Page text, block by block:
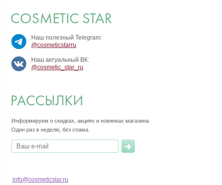
COSMETIC STAR
Наш полезный Telegram:
@cosmeticstarru
Наш актуальный ВК:
@cosmetic_star_ru
РАССЫЛКИ
Информируем о скидках, акциях и новинках магазина.
Один раз в неделю, без спама.
info@cosmeticstar.ru